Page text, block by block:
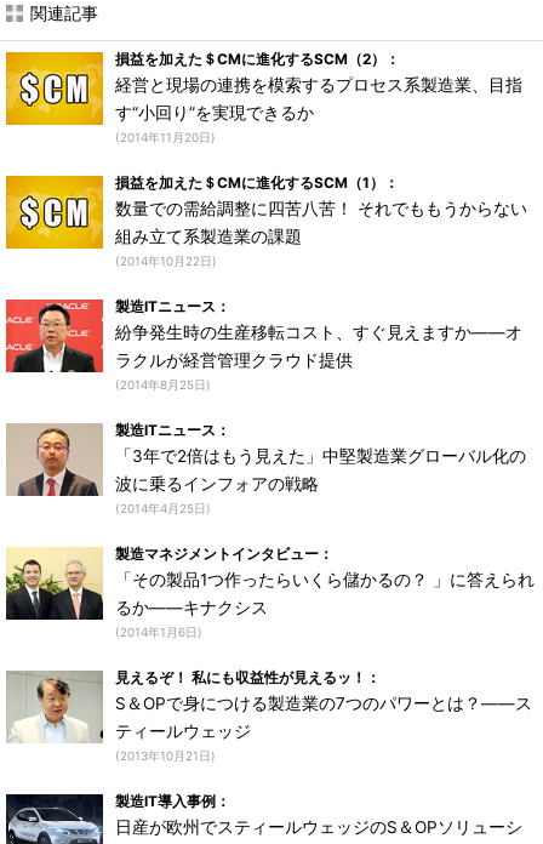
関連記事
損益を加えた＄CMに進化するSCM（2）：
経営と現場の連携を模索するプロセス系製造業、目指
す“小回り”を実現できるか
(2014年11月20日)
損益を加えた＄CMに進化するSCM（1）：
数量での需給調整に四苦八苦！ それでももうからない
組み立て系製造業の課題
(2014年10月22日)
製造ITニュース：
紛争発生時の生産移転コスト、すぐ見えますか――オ
ラクルが経営管理クラウド提供
(2014年8月25日)
製造ITニュース：
「3年で2倍はもう見えた」中堅製造業グローバル化の
波に乗るインフォアの戦略
(2014年4月25日)
製造マネジメントインタビュー：
「その製品1つ作ったらいくら儲かるの？ 」に答えられ
るか――キナクシス
(2014年1月6日)
見えるぞ！ 私にも収益性が見えるッ！：
S＆OPで身につける製造業の7つのパワーとは？――ス
ティールウェッジ
(2013年10月21日)
製造IT導入事例：
日産が欧州でスティールウェッジのS＆OPソリューシ